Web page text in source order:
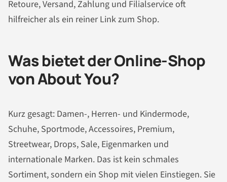
Retoure, Versand, Zahlung und Filialservice oft
hilfreicher als ein reiner Link zum Shop.
Was bietet der Online-Shop
von About You?
Kurz gesagt: Damen-, Herren- und Kindermode,
Schuhe, Sportmode, Accessoires, Premium,
Streetwear, Drops, Sale, Eigenmarken und
internationale Marken. Das ist kein schmales
Sortiment, sondern ein Shop mit vielen Einstiegen. Sie